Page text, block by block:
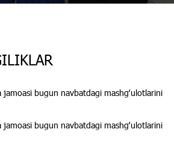
jamoasi bugun navbatdagi mashgʻulotlarini
jamoasi bugun navbatdagi mashgʻulotlarini